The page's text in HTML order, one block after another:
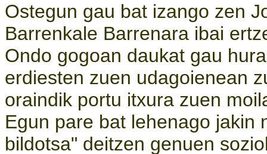
Ostegun gau bat izango zen
Barrenkale Barrenara ibai
Ondo gogoan daukat gau
erdiesten zuen udagoienean
oraindik portu itxura zuen
Egun pare bat lehenago jakin
bildotsa" deitzen genuen